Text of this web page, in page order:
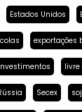
Estados Unidos
exportações
livre
Secex